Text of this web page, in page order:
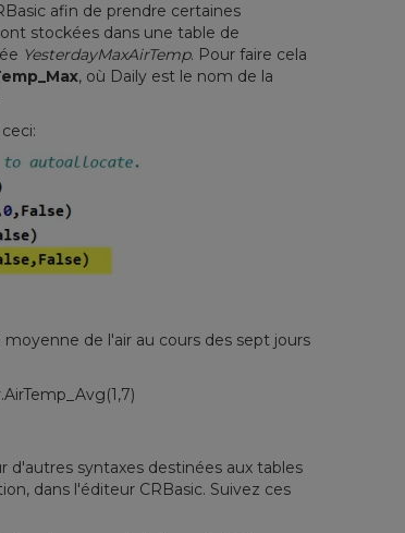
afin de prendre certaines
stockées dans une table de
YesterdayMaxAirTemp. Pour faire cela
, où Daily est le nom de la
de l'air au cours des sept jours
d'autres syntaxes destinées aux tables
dans l'éditeur CRBasic. Suivez ces